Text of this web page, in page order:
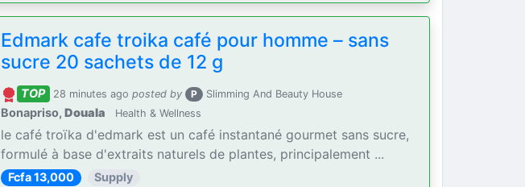
Edmark cafe troika café pour homme – sans
sucre 20 sachets de 12 g
TOP 28 minutes ago posted by P Slimming And Beauty House
Bonapriso,Douala Health & Wellness
le café troïka d'edmark est un café instantané gourmet sans sucre,
formulé à base d'extraits naturels de plantes, principalement ...
Fcfa 13,000 Supply